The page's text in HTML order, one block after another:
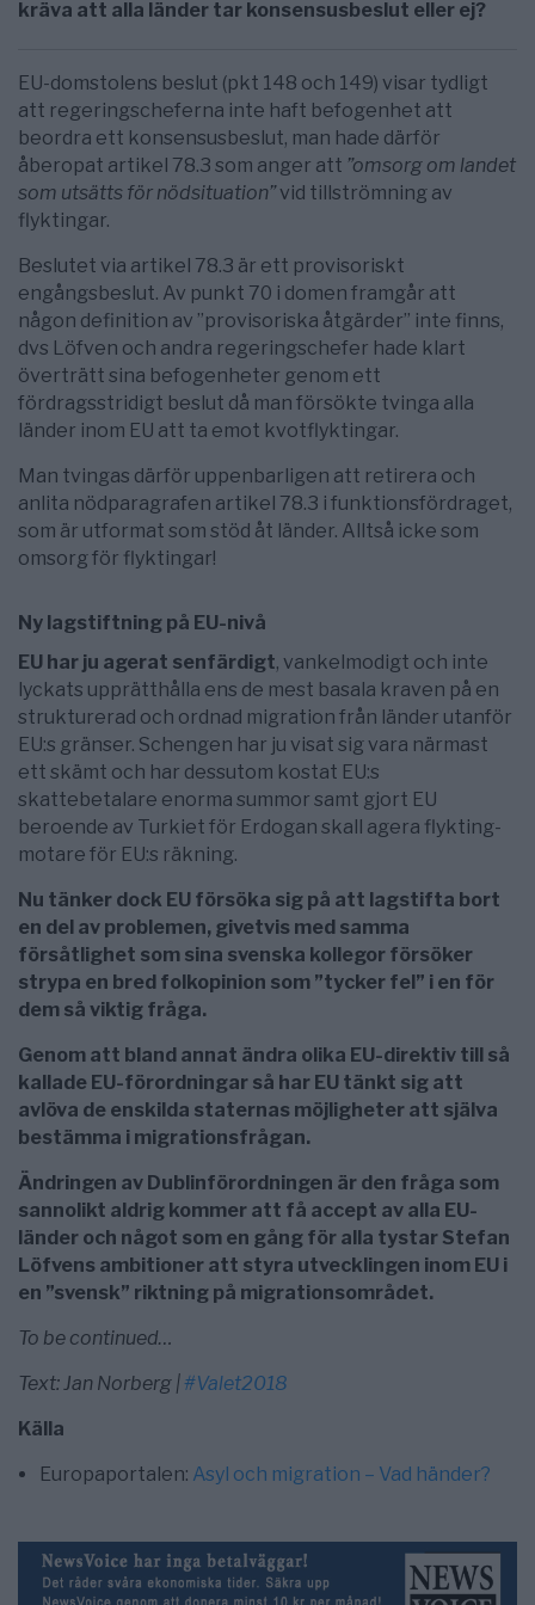
kräva att alla länder tar konsensusbeslut eller ej?
EU-domstolens beslut (pkt 148 och 149) visar tydligt
att regeringscheferna inte haft befogenhet att
beordra ett konsensusbeslut, man hade därför
åberopat artikel 78.3 som anger att ”omsorg om landet
som utsätts för nödsituation”vid tillströmning av
flyktingar.
Beslutet via artikel 78.3 är ett provisoriskt
engångsbeslut. Av punkt 70 i domen framgår att
någon definition av ”provisoriska åtgärder” inte finns,
dvs Löfven och andra regeringschefer hade klart
överträtt sina befogenheter genom ett
fördragsstridigt beslut då man försökte tvinga alla
länder inom EU att ta emot kvotflyktingar.
Man tvingas därför uppenbarligen att retirera och
anlita nödparagrafen artikel 78.3 i funktionsfördraget,
som är utformat som stöd åt länder. Alltså icke som
omsorg för flyktingar!
Ny lagstiftning på EU-nivå
EU har ju agerat senfärdigt, vankelmodigt och inte
lyckats upprätthålla ens de mest basala kraven på en
strukturerad och ordnad migration från länder utanför
EU:s gränser. Schengen har ju visat sig vara närmast
ett skämt och har dessutom kostat EU:s
skattebetalare enorma summor samt gjort EU
beroende av Turkiet för Erdogan skall agera flykting-
motare för EU:s räkning.
Nu tänker dock EU försöka sig på att lagstifta bort
en del av problemen, givetvis med samma
försåtlighet som sina svenska kollegor försöker
strypa en bred folkopinion som ”tycker fel” i en för
dem så viktig fråga.
Genom att bland annat ändra olika EU-direktiv till så
kallade EU-förordningar så har EU tänkt sig att
avlöva de enskilda staternas möjligheter att själva
bestämma i migrationsfrågan.
Ändringen av Dublinförordningen är den fråga som
sannolikt aldrig kommer att få accept av alla EU-
länder och något som en gång för alla tystar Stefan
Löfvens ambitioner att styra utvecklingen inom EU i
en ”svensk” riktning på migrationsområdet.
To be continued…
Text: Jan Norberg |#Valet2018
Källa
Europaportalen: Asyl och migration – Vad händer?